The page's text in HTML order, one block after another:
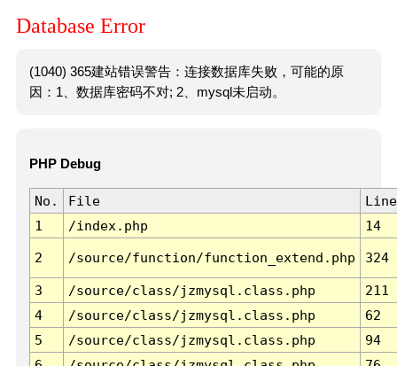
Database Error
(1040) 365建站错误警告：连接数据库失败，可能的原
因：1、数据库密码不对; 2、mysql未启动。
PHP Debug
No. File
Line
1
/index.php 14
2 /source/function/function_extend.php 324
3 /source/class/jzmysql.class.php
211
4
/source/class/jzmysql.class.php
62
5
/source/class/jzmysql.class.php
94